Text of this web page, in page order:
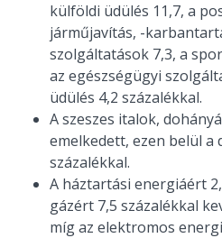
külföldi üdülés 11,7, a
járműjavítás, -
szolgáltatások 7,3, a
az egészségügyi
üdülés 4,2 százalékkal.
A szeszes italok,
emelkedett, ezen belül a
százalékkal.
A háztartási energiáért
gázért 7,5 százalékkal
míg az elektromos